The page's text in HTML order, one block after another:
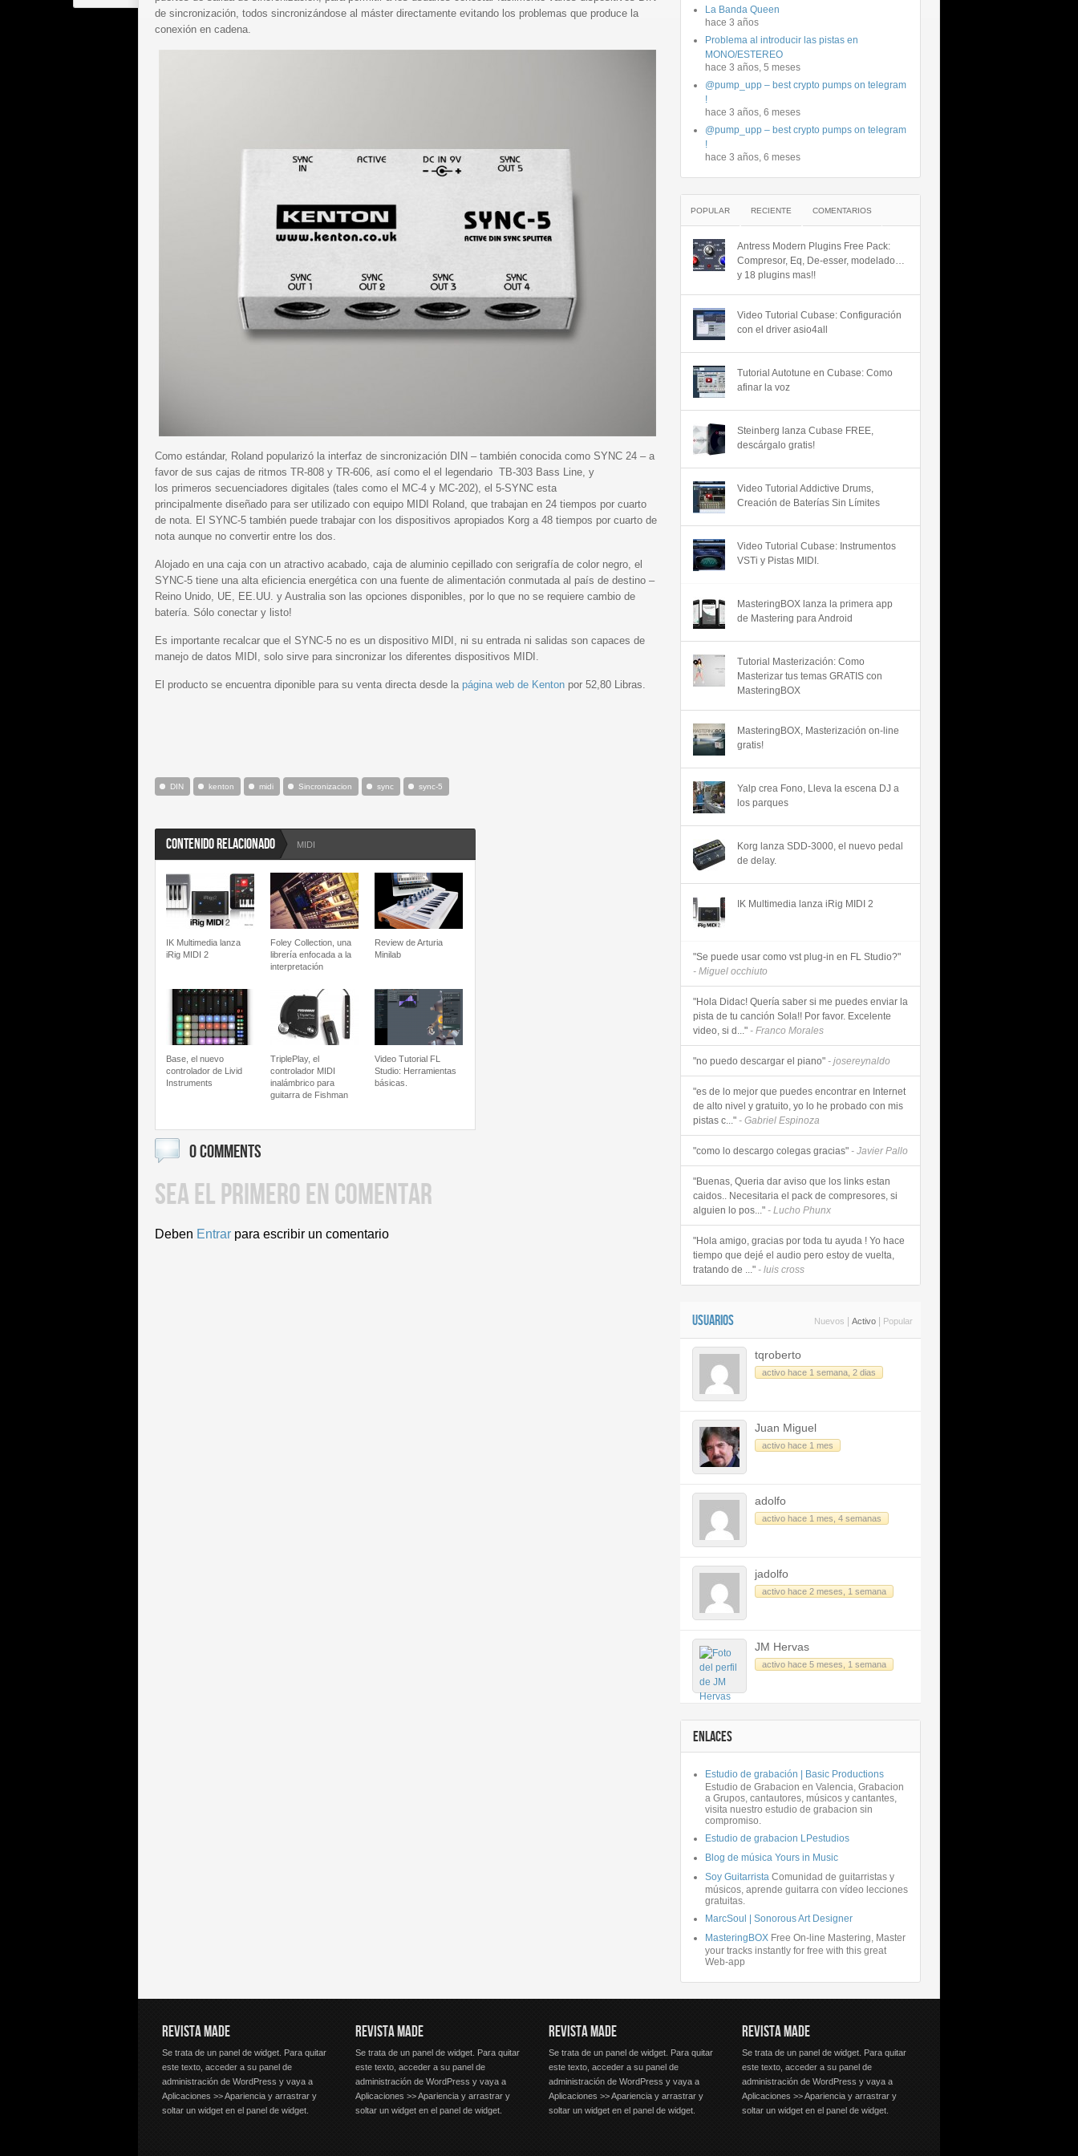
de sincronización, todos sincronizándose al máster directamente evitando los problemas que produce la
conexión en cadena.
Como estándar, Roland popularizó la interfaz de sincronización DIN – también conocida como SYNC 24 – a
favor de sus cajas de ritmos TR-808 y TR-606, así como el el legendario TB-303 Bass Line, y
los primeros secuenciadores digitales (tales como el MC-4 y MC-202), el 5-SYNC esta
principalmente diseñado para ser utilizado con equipo MIDI Roland, que trabajan en 24 tiempos por cuarto
de nota. El SYNC-5 también puede trabajar con los dispositivos apropiados Korg a 48 tiempos por cuarto de
nota aunque no convertir entre los dos.
Alojado en una caja con un atractivo acabado, caja de aluminio cepillado con serigrafía de color negro, el
SYNC-5 tiene una alta eficiencia energética con una fuente de alimentación conmutada al país de destino –
Reino Unido, UE, EE.UU. y Australia son las opciones disponibles, por lo que no se requiere cambio de
batería. Sólo conectar y listo!
Es importante recalcar que el SYNC-5 no es un dispositivo MIDI, ni su entrada ni salidas son capaces de
manejo de datos MIDI, solo sirve para sincronizar los diferentes dispositivos MIDI.
El producto se encuentra diponible para su venta directa desde la página web de Kenton por 52,80 Libras.
DIN kenton midi Sincronizacion sync sync-5
CONTENIDO RELACIONADO MIDI
IK Multimedia lanza
iRig MIDI 2
Foley Collection, una
librería enfocada a la
interpretación
Review de Arturia
Minilab
Base, el nuevo
controlador de Livid
Instruments
TriplePlay, el
controlador MIDI
inalámbrico para
guitarra de Fishman
Video Tutorial FL
Studio: Herramientas
básicas.
0 COMMENTS
SEA EL PRIMERO EN COMENTAR
Deben Entrar para escribir un comentario
La Banda Queen
hace 3 años
Problema al introducir las pistas en
MONO/ESTEREO
hace 3 años, 5 meses
@pump_upp – best crypto pumps on telegram
!
hace 3 años, 6 meses
@pump_upp – best crypto pumps on telegram
!
hace 3 años, 6 meses
POPULAR RECIENTE COMENTARIOS
Antress Modern Plugins Free Pack:
Compresor, Eq, De-esser, modelado…
y 18 plugins mas!!
Video Tutorial Cubase: Configuración
con el driver asio4all
Tutorial Autotune en Cubase: Como
afinar la voz
Steinberg lanza Cubase FREE,
descárgalo gratis!
Video Tutorial Addictive Drums,
Creación de Baterías Sin Límites
Video Tutorial Cubase: Instrumentos
VSTi y Pistas MIDI.
MasteringBOX lanza la primera app
de Mastering para Android
Tutorial Masterización: Como
Masterizar tus temas GRATIS con
MasteringBOX
MasteringBOX, Masterización on-line
gratis!
Yalp crea Fono, Lleva la escena DJ a
los parques
Korg lanza SDD-3000, el nuevo pedal
de delay.
IK Multimedia lanza iRig MIDI 2
"Se puede usar como vst plug-in en FL Studio?"
- Miguel occhiuto
"Hola Didac! Quería saber si me puedes enviar la
pista de tu canción Sola!! Por favor. Excelente
video, si d..." - Franco Morales
"no puedo descargar el piano" - josereynaldo
"es de lo mejor que puedes encontrar en Internet
de alto nivel y gratuito, yo lo he probado con mis
pistas c..." - Gabriel Espinoza
"como lo descargo colegas gracias" - Javier Pallo
"Buenas, Queria dar aviso que los links estan
caidos.. Necesitaria el pack de compresores, si
alguien lo pos..." - Lucho Phunx
"Hola amigo, gracias por toda tu ayuda ! Yo hace
tiempo que dejé el audio pero estoy de vuelta,
tratando de ..." - luis cross
USUARIOS Nuevos Activo Popular
tqroberto
activo hace 1 semana, 2 dias
Juan Miguel
activo hace 1 mes
adolfo
activo hace 1 mes, 4 semanas
jadolfo
activo hace 2 meses, 1 semana
JM Hervas
activo hace 5 meses, 1 semana
ENLACES
Estudio de grabación | Basic Productions
Estudio de Grabacion en Valencia, Grabacion
a Grupos, cantautores, músicos y cantantes,
visita nuestro estudio de grabacion sin
compromiso.
Estudio de grabacion LPestudios
Blog de música Yours in Music
Soy Guitarrista Comunidad de guitarristas y
músicos, aprende guitarra con vídeo lecciones
gratuitas.
MarcSoul | Sonorous Art Designer
MasteringBOX Free On-line Mastering, Master
your tracks instantly for free with this great
Web-app
REVISTA MADE
Se trata de un panel de widget. Para quitar
este texto, acceder a su panel de
administración de WordPress y vaya a
Aplicaciones >> Apariencia y arrastrar y
soltar un widget en el panel de widget.
REVISTA MADE
Se trata de un panel de widget. Para quitar
este texto, acceder a su panel de
administración de WordPress y vaya a
Aplicaciones >> Apariencia y arrastrar y
soltar un widget en el panel de widget.
REVISTA MADE
Se trata de un panel de widget. Para quitar
este texto, acceder a su panel de
administración de WordPress y vaya a
Aplicaciones >> Apariencia y arrastrar y
soltar un widget en el panel de widget.
REVISTA MADE
Se trata de un panel de widget. Para quitar
este texto, acceder a su panel de
administración de WordPress y vaya a
Aplicaciones >> Apariencia y arrastrar y
soltar un widget en el panel de widget.